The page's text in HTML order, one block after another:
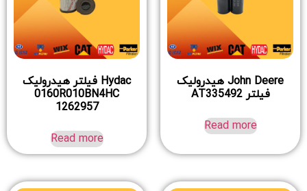
John Deere هیدرولیک
فیلتر AT335492
Read more
Hydac فیلتر هیدرولیک
0160R010BN4HC
1262957
Read more